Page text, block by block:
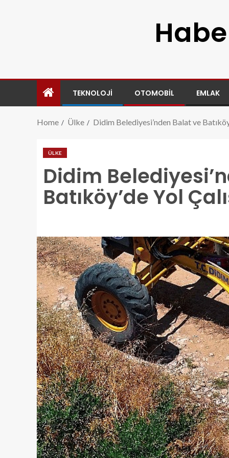
TEKNOLOJI OTOMOBIL EMLAK
Home Ülke Didim Belediyesi’nden Balat ve
ÜLKE
Didim
Batıköy’de Yol